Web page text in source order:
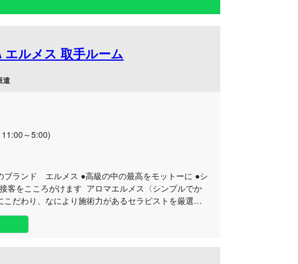
エルメス 取手ルーム
遣
～5:00)
ブランド エルメス ●高級の中の最高をモットーに ●シ
客をこころがけます アロマエルメス〈シンプルでか
だわり、なにより施術力があるセラピストを厳選し
かつ、高級を意識したこだわりのあるセラピストとの
ませ